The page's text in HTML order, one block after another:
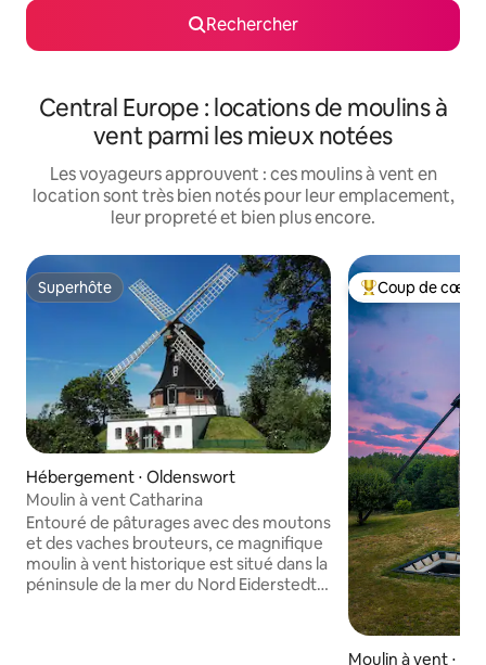
Rechercher
Central Europe : locations de moulins à
vent parmi les mieux notées
Les voyageurs approuvent : ces moulins à vent en
location sont très bien notés pour leur emplacement,
leur propreté et bien plus encore.
Superhôte
Superhôte
Hébergement ⋅ Oldenswort
Moulin à vent Catharina
Entouré de pâturages avec des moutons
et des vaches brouteurs, ce magnifique
moulin à vent historique est situé dans la
péninsule de la mer du Nord Eiderstedt -
Coups de cœur
Coup de cœur
Moulin à vent ⋅